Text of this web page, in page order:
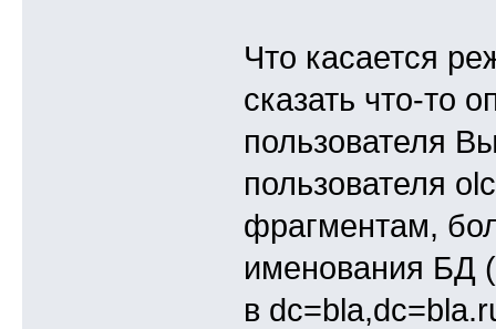
Что касается
сказать что-то
пользователя
пользователя
фрагментам,
именования БД
в